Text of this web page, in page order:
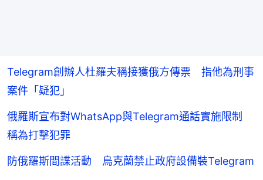
Telegram創辦人杜羅夫稱接獲俄方傳票 指他為刑事
案件「疑犯」
俄羅斯宣布對WhatsApp與Telegram通話實施限制
稱為打擊犯罪
防俄羅斯間諜活動 烏克蘭禁止政府設備裝Telegram